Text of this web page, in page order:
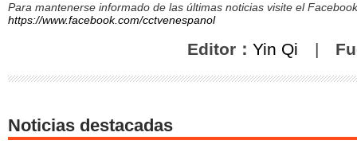
Para mantenerse informado de las últimas noticias visite el
https://www.facebook.com/cctvenespanol
Editor： Yin Qi |
Noticias destacadas